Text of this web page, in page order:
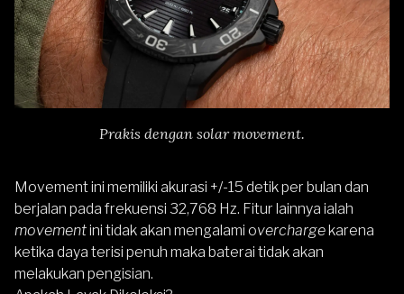
Prakis dengan solar movement.
Movement ini memiliki akurasi +/-15 detik per bulan dan
berjalan pada frekuensi 32,768 Hz. Fitur lainnya ialah
movementini tidak akan mengalami overchargekarena
ketika daya terisi penuh maka baterai tidak akan
melakukan pengisian.